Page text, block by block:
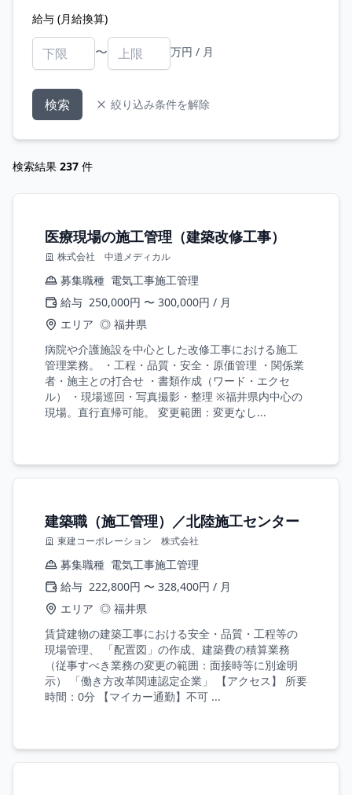
給与 (月給換算)
〜 万円 / 月
検索 絞り込み条件を解除
検索結果 237 件
医療現場の施工管理（建築改修工事）
株式会社 中道メディカル
募集職種 電気工事施工管理
給与 250,000円 〜 300,000円 / 月
エリア ◎ 福井県
病院や介護施設を中心とした改修工事における施工
管理業務。 ・工程・品質・安全・原価管理 ・関係業
者・施主との打合せ ・書類作成（ワード・エクセ
ル） ・現場巡回・写真撮影・整理 ※福井県内中心の
現場。直行直帰可能。 変更範囲：変更なし...
建築職（施工管理）／北陸施工センター
東建コーポレーション 株式会社
募集職種 電気工事施工管理
給与 222,800円 〜 328,400円 / 月
エリア ◎ 福井県
賃貸建物の建築工事における安全・品質・工程等の
現場管理、 「配置図」の作成、建築費の積算業務
（従事すべき業務の変更の範囲：面接時等に別途明
示） 「働き方改革関連認定企業」 【アクセス】 所要
時間：0分 【マイカー通勤】不可 ...